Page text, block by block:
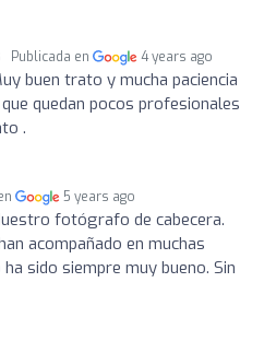
Publicada en 4 years ago
buen trato y mucha paciencia
quedan pocos profesionales
.
5 years ago
fotógrafo de cabecera.
acompañado en muchas
sido siempre muy bueno. Sin